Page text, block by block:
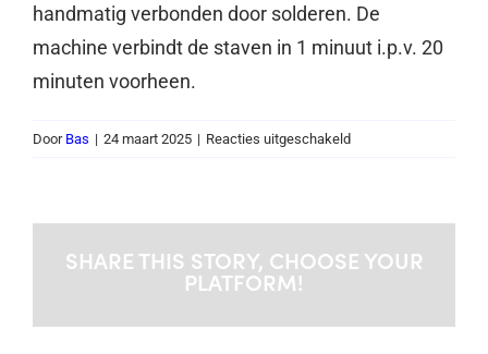
handmatig verbonden door solderen. De
machine verbindt de staven in 1 minuut i.p.v. 20
minuten voorheen.
Door Bas | 24 maart 2025 | Reacties uitgeschakeldvoor
SHARE THIS STORY, CHOOSE YOUR
PLATFORM!